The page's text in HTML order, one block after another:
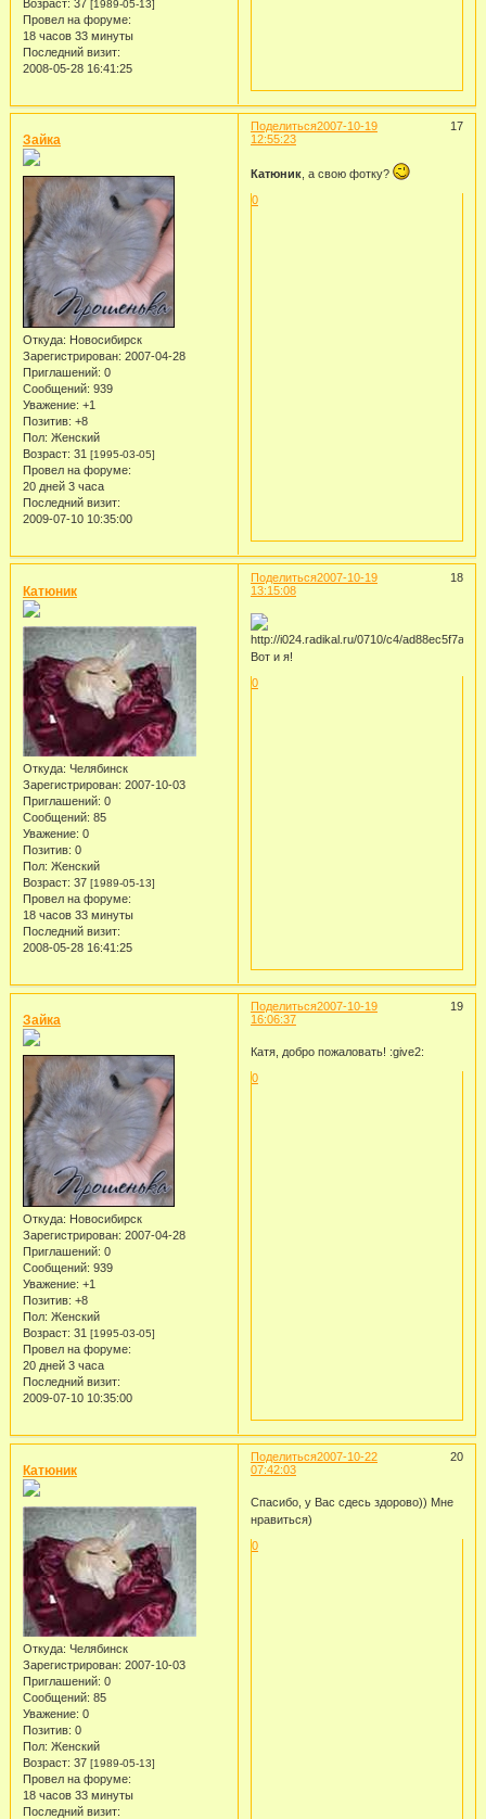
Возраст: 37 [1989-05-13]
Провел на форуме:
18 часов 33 минуты
Последний визит:
2008-05-28 16:41:25
Поделиться 17
2007-10-19
12:55:23
Зайка
Откуда: Новосибирск
Зарегистрирован: 2007-04-28
Приглашений: 0
Сообщений: 939
Уважение: +1
Позитив: +8
Пол: Женский
Возраст: 31 [1995-03-05]
Провел на форуме:
20 дней 3 часа
Последний визит:
2009-07-10 10:35:00
Катюник, а свою фотку?
0
Поделиться 18
2007-10-19
13:15:08
Катюник
Откуда: Челябинск
Зарегистрирован: 2007-10-03
Приглашений: 0
Сообщений: 85
Уважение: 0
Позитив: 0
Пол: Женский
Возраст: 37 [1989-05-13]
Провел на форуме:
18 часов 33 минуты
Последний визит:
2008-05-28 16:41:25
Вот и я!
0
Поделиться 19
2007-10-19
16:06:37
Зайка
Откуда: Новосибирск
Зарегистрирован: 2007-04-28
Приглашений: 0
Сообщений: 939
Уважение: +1
Позитив: +8
Пол: Женский
Возраст: 31 [1995-03-05]
Провел на форуме:
20 дней 3 часа
Последний визит:
2009-07-10 10:35:00
Катя, добро пожаловать! :give2:
0
Поделиться 20
2007-10-22
07:42:03
Катюник
Откуда: Челябинск
Зарегистрирован: 2007-10-03
Приглашений: 0
Сообщений: 85
Уважение: 0
Позитив: 0
Пол: Женский
Возраст: 37 [1989-05-13]
Провел на форуме:
18 часов 33 минуты
Последний визит:
Спасибо, у Вас сдесь здорово)) Мне
нравиться)
0